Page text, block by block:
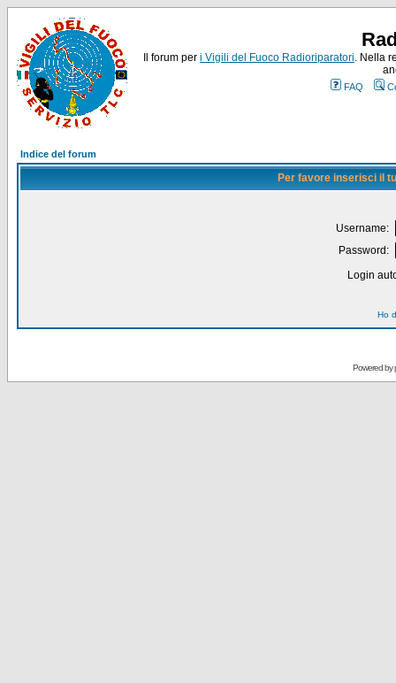
Il forum per i Vigili del Fuoco Radioriparatori. Nella
FAQ
Indice del forum
Per favore inserisci il
Username:
Password:
Login
Ho
Powered by